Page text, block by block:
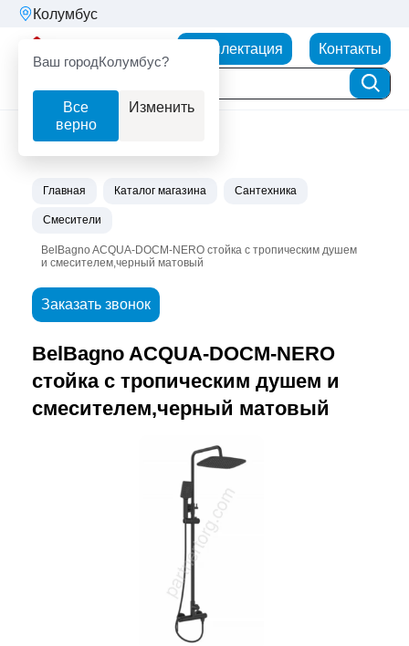
Колумбус
Ваш городКолумбус?
Все
верно
Изменить
Комплектация Контакты
Главная Каталог магазина Сантехника
Смесители
BelBagno ACQUA-DOCM-NERO стойка с тропическим душем
и смесителем,черный матовый
Заказать звонок
BelBagno ACQUA-DOCM-NERO
стойка с тропическим душем и
смесителем,черный матовый